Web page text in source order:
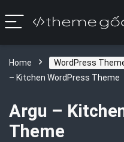
Home WordPress
– Kitchen WordPress Theme
Argu –
Theme